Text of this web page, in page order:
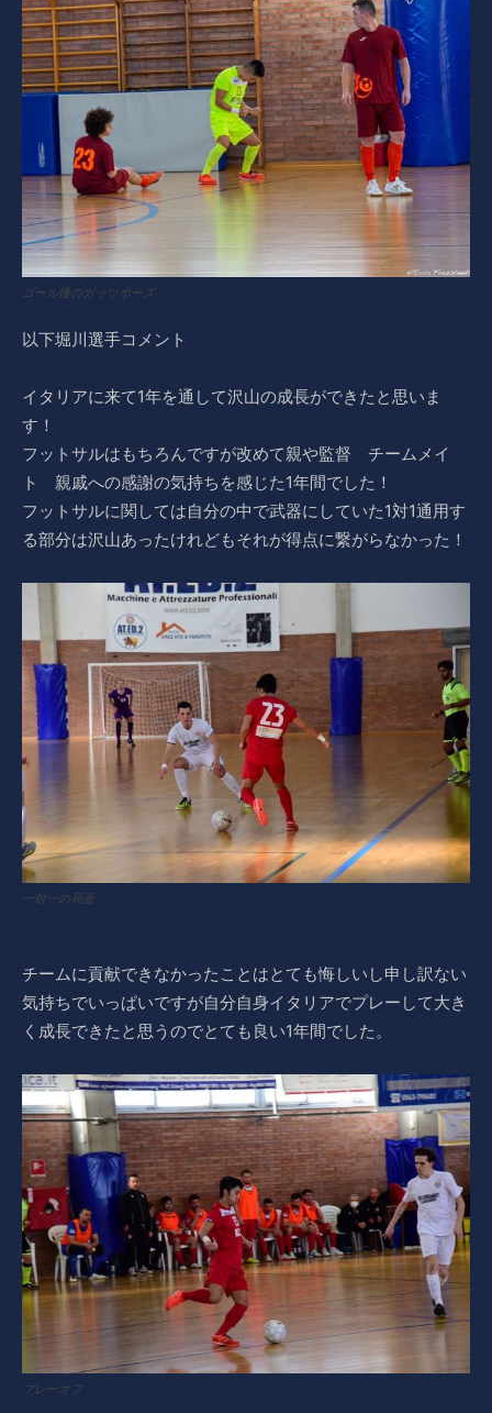
ゴール後のガッツポーズ
以下堀川選手コメント
イタリアに来て1年を通して沢山の成長ができたと思いま
す！
フットサルはもちろんですが改めて親や監督 チームメイ
ト 親戚への感謝の気持ちを感じた1年間でした！
フットサルに関しては自分の中で武器にしていた1対1通用す
る部分は沢山あったけれどもそれが得点に繋がらなかった！
一対一の局面
チームに貢献できなかったことはとても悔しいし申し訳ない
気持ちでいっぱいですが自分自身イタリアでプレーして大き
く成長できたと思うのでとても良い1年間でした。
プレーオフ